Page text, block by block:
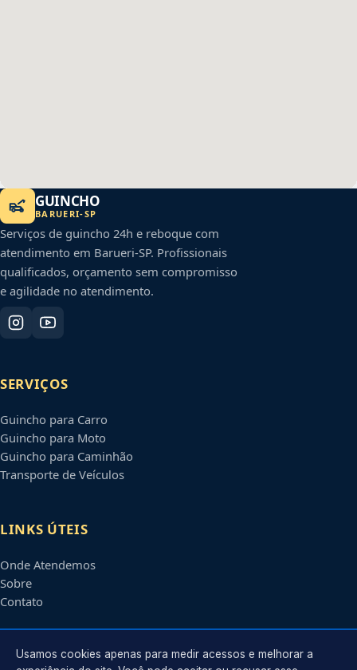
GUINCHO
BARUERI-SP
Serviços de guincho 24h e reboque com
atendimento em Barueri-SP. Profissionais
qualificados, orçamento sem compromisso
e agilidade no atendimento.
SERVIÇOS
Guincho para Carro
Guincho para Moto
Guincho para Caminhão
Transporte de Veículos
LINKS ÚTEIS
Onde Atendemos
Sobre
Contato
CONTATO
Usamos cookies apenas para medir acessos e melhorar a